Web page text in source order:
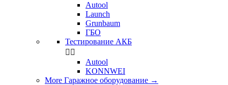
Autool
Launch
Grunbaum
ГБО
Тестирование АКБ
 
Autool
KONNWEI
More Гаражное оборудование →